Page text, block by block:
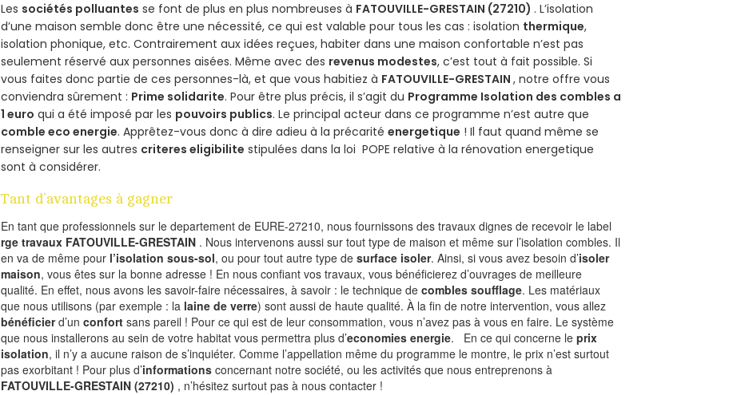
Les sociétés polluantes se font de plus en plus nombreuses à FATOUVILLE-GRESTAIN (27210) . L’isolation
d’une maison semble donc être une nécessité, ce qui est valable pour tous les cas : isolation thermique,
isolation phonique, etc. Contrairement aux idées reçues, habiter dans une maison confortable n’est pas
seulement réservé aux personnes aisées. Même avec des revenus modestes, c’est tout à fait possible. Si
vous faites donc partie de ces personnes-là, et que vous habitiez à FATOUVILLE-GRESTAIN, notre offre vous
conviendra sûrement : Prime solidarite. Pour être plus précis, il s’agit du Programme Isolation des combles a
1 euro qui a été imposé par les pouvoirs publics. Le principal acteur dans ce programme n’est autre que
comble eco energie. Apprêtez-vous donc à dire adieu à la précaritéenergetique ! Il faut quand même se
renseigner sur les autres criteres eligibilite stipulées dans la loi POPE relative à la rénovation energetique
sont à considérer.
Tant d’avantages à gagner
En tant que professionnels sur le departement de EURE-27210, nous fournissons des travaux dignes de recevoir le label
rge travaux FATOUVILLE-GRESTAIN . Nous intervenons aussi sur tout type de maison et même sur l’isolation combles. Il
en va de même pour l’isolation sous-sol, ou pour tout autre type desurface isoler. Ainsi, si vous avez besoin d’isoler
maison, vous êtes sur la bonne adresse ! En nous confiant vos travaux, vous bénéficierez d’ouvrages de meilleure
qualité. En effet, nous avons les savoir-faire nécessaires, à savoir : le technique decombles soufflage. Les matériaux
que nous utilisons (par exemple : la laine de verre) sont aussi de haute qualité. À la fin de notre intervention, vous allez
bénéficierd’unconfort sans pareil ! Pour ce qui est de leur consommation, vous n’avez pas à vous en faire. Le système
que nous installerons au sein de votre habitat vous permettra plus d’economies energie. En ce qui concerne leprix
isolation, il n’y a aucune raison de s’inquiéter. Comme l’appellation même du programme le montre, le prix n’est surtout
pas exorbitant ! Pour plus d’informations concernant notre société, ou les activités que nous entreprenons à
FATOUVILLE-GRESTAIN (27210) , n’hésitez surtout pas à nous contacter !